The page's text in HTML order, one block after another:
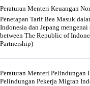
Peraturan Menteri Keuangan
Penetapan Tarif Bea Masuk
Indonesia dan Jepang
between The Republic of
Partnership)
Peraturan Menteri Pelindungan
Pelindungan Pekerja Migran